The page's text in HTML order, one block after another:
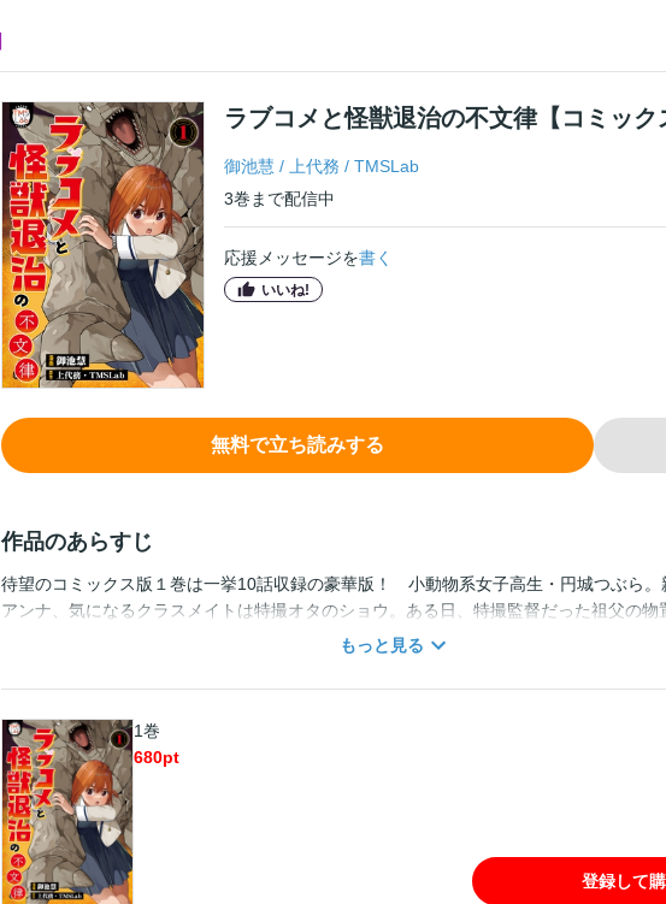
ラブコメと怪獣退治の不文律【コミック
御池慧 / 上代務 / TMSLab
3巻 まで配信中
応援メッセージを書く
いいね!
無料で立ち読みする
作品のあらすじ
待望のコミックス版１巻は一挙10話収録の豪華版！ 小動物系女子高生・円城つぶら。
アンナ、気になるクラスメイトは特撮オタのショウ。ある日、特撮監督だった祖父の物
ングを身に着けると…突然50年前にタイムスリップ！ 目の前には巨大怪獣が！ 足元
明できない、タイムスリップ怪獣退治ラブコメディ！ ※この商品は「ラブコメと怪獣
単話版1話～10話を収録しています。
もっと見る
1巻
680pt
登録して